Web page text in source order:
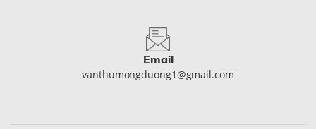
Email
vanthumongduong1@gmail.com